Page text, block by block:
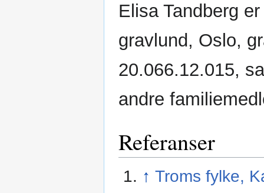
Elisa Tandberg
gravlund, Oslo,
20.066.12.015,
andre
Referanser
↑ Troms fylke,